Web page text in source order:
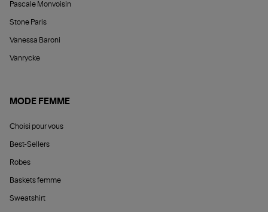
Pascale Monvoisin
Stone Paris
Vanessa Baroni
Vanrycke
MODE FEMME
Choisi pour vous
Best-Sellers
Robes
Baskets femme
Sweatshirt